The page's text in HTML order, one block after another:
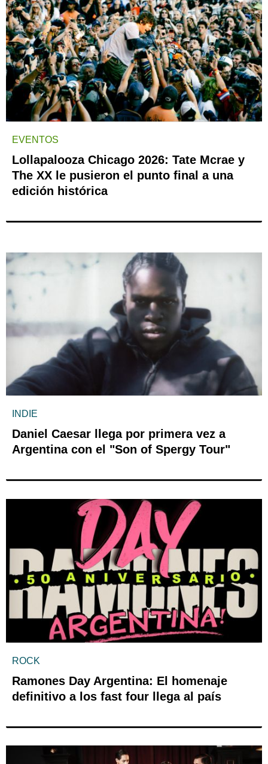
EVENTOS
Lollapalooza Chicago 2026: Tate Mcrae y
The XX le pusieron el punto final a una
edición histórica
INDIE
Daniel Caesar llega por primera vez a
Argentina con el "Son of Spergy Tour"
ROCK
Ramones Day Argentina: El homenaje
definitivo a los fast four llega al país